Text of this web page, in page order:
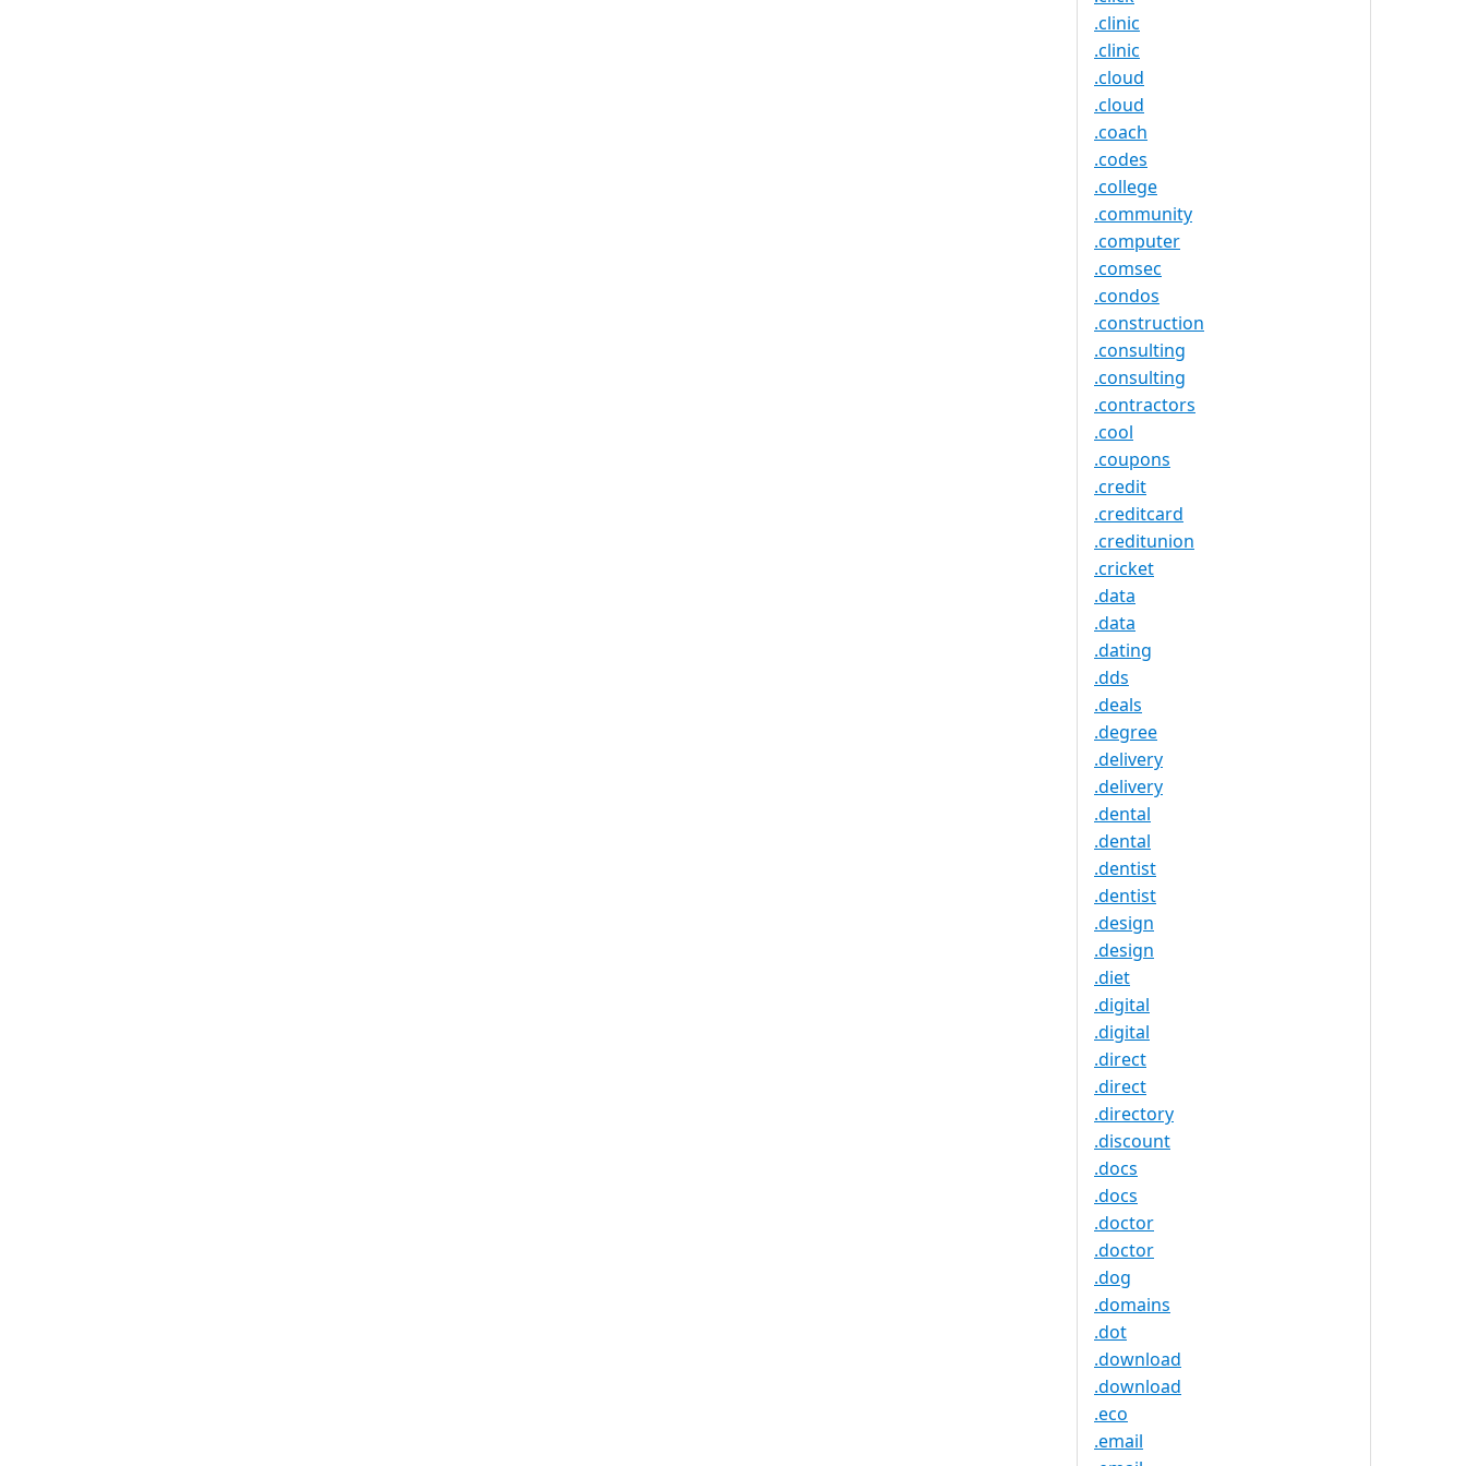
.clinic
.clinic
.cloud
.cloud
.coach
.codes
.college
.community
.computer
.comsec
.condos
.construction
.consulting
.consulting
.contractors
.cool
.coupons
.credit
.creditcard
.creditunion
.cricket
.data
.data
.dating
.dds
.deals
.degree
.delivery
.delivery
.dental
.dental
.dentist
.dentist
.design
.design
.diet
.digital
.digital
.direct
.direct
.directory
.discount
.docs
.docs
.doctor
.doctor
.dog
.domains
.dot
.download
.download
.eco
.email